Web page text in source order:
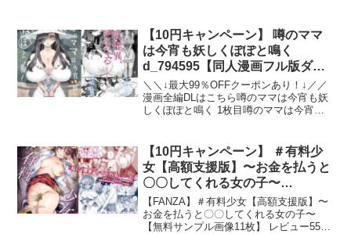
約120枚）！寝取り要素多め！ゲーム制
作: umynシナリオ:八丁掘右折グラフィッ
ク:ぬふろぉRPGツクールMZ製※ご購入
の前に必ず体験版にて動作確認を行って
ください。※本作品のCGはNovelAIで生
成した画像をベースとして、それぞれに
手作業で加筆修正を行っています。
※「追加イベントDLC」で追加された
【10円キャンペーン】 噂のママ
は今宵も妖しくぽぽと鳴く
d_794595【同人漫画フル版ダウ
ンロード】
＼＼↓最大99％OFFクーポンあり！↓／／
漫画全編DLはこちら噂のママは今宵も妖
しくぽぽと鳴く 1枚目噂のママは今宵も
宵も妖しくぽぽと鳴く 4枚目噂のママは
今宵も妖...
【10円キャンペーン】 ＃有料少
女【高額支援版】〜お金を払うと
〇〇してくれる女の子〜
d_201082【同人漫画フル版ダウ
ンロード】
【FANZA】＃有料少女【高額支援版】〜
お金を払うと〇〇してくれる女の子〜
【無料サンプル画像11枚】 レビュー55件